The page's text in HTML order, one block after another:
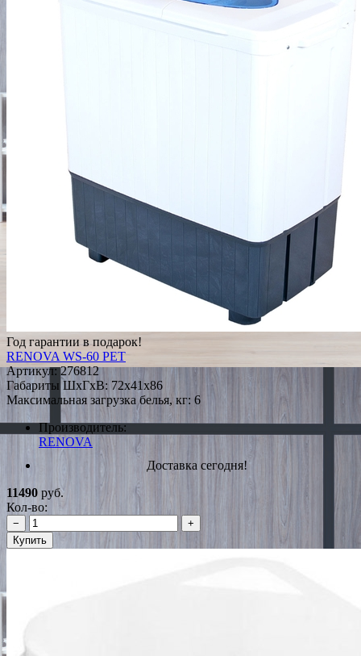
Год гарантии в подарок!
RENOVA WS-60 PET
Артикул:276812
Габариты ШxГxВ: 72x41x86
Максимальная загрузка белья, кг: 6
Производитель:
RENOVA
Доставка сегодня!
11490 руб.
Кол-во:
−
+
Купить